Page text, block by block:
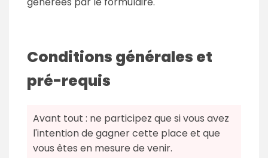
Conditions générales et
pré-requis
Avant tout : ne participez que si vous avez
l'intention de gagner cette place et que
vous êtes en mesure de venir.